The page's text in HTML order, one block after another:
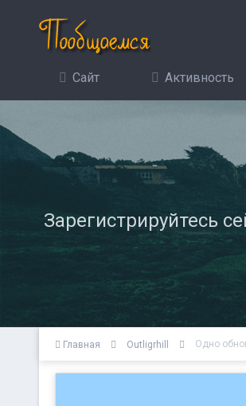
Сайт Активность
Зарегистрируйтесь
Главная Outligrhill Одно